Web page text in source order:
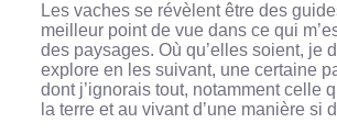
Les vaches se révèlent être des
meilleur point de vue dans ce qui
des paysages. Où qu’elles soient, je
explore en les suivant, une certaine
dont j’ignorais tout, notamment celle
la terre et au vivant d’une manière si